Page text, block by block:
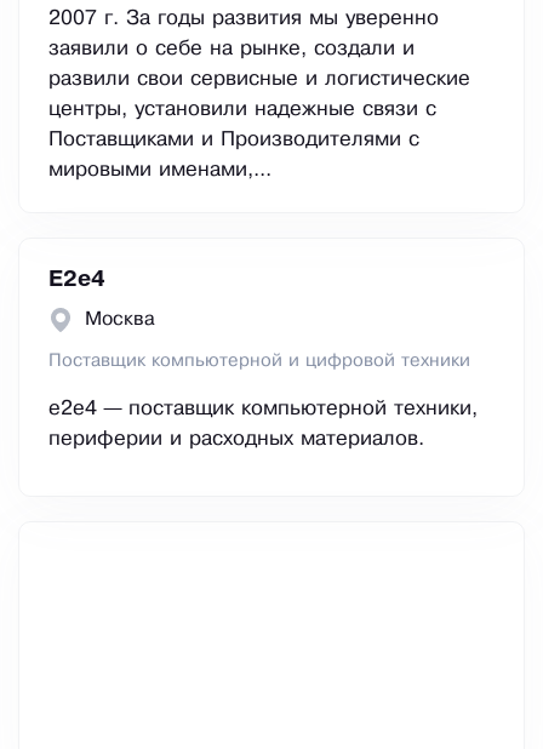
2007 г. За годы развития мы уверенно
заявили о себе на рынке, создали и
развили свои сервисные и логистические
центры, установили надежные связи с
Поставщиками и Производителями с
мировыми именами,...
E2е4
Москва
Поставщик компьютерной и цифровой техники
e2e4 — поставщик компьютерной техники,
периферии и расходных материалов.